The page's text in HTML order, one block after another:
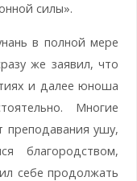
силы».
в полной мере
же заявил, что
и далее юноша
Многие
преподавания ушу,
благородством,
себе продолжать